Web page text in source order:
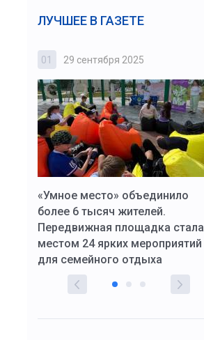
ЛУЧШЕЕ В ГАЗЕТЕ
01 29 сентября 2025
«Умное место» объединило
более 6 тысяч жителей.
Передвижная площадка стала
местом 24 ярких мероприятий
для семейного отдыха